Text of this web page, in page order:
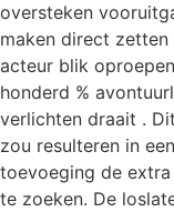
oversteken
maken direct
acteur blik
honderd %
verlichten draait .
zou resulteren in
toevoeging de
te zoeken. De